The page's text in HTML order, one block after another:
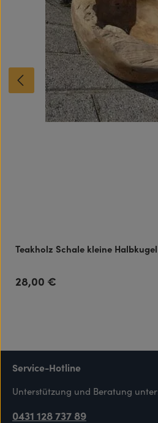
Teakholz Schale kleine Halbkugel
Regulärer Preis:
28,00 €
Service-Hotline
Unterstützung und Beratung
0431 128 737 89